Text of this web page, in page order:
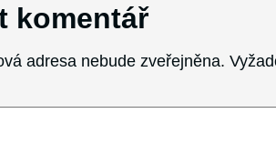
komentář
adresa nebude zveřejněna.